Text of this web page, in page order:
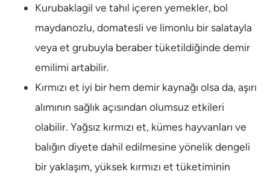
Kurubaklagil ve tahıl içeren yemekler, bol
maydanozlu, domatesli ve limonlu bir salatayla
veya et grubuyla beraber tüketildiğinde demir
emilimi artabilir.
Kırmızı et iyi bir hem demir kaynağı olsa da, aşırı
alımının sağlık açısından olumsuz etkileri
olabilir. Yağsız kırmızı et, kümes hayvanları ve
balığın diyete dahil edilmesine yönelik dengeli
bir yaklaşım, yüksek kırmızı et tüketiminin